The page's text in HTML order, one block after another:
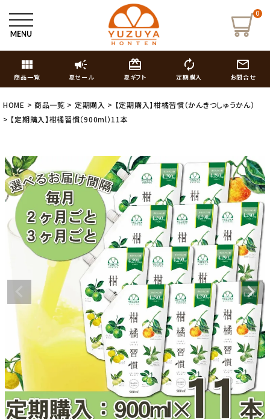
0
view_module
商品一覧
campaign
夏セール
card_giftcard
夏ギフト
autorenew
定期購入
mail_outline
お問合せ
HOME 商品一覧 定期購入
【定期購入】柑橘習慣（かんきつしゅうかん）
【定期購入】柑橘習慣（900ml）11本